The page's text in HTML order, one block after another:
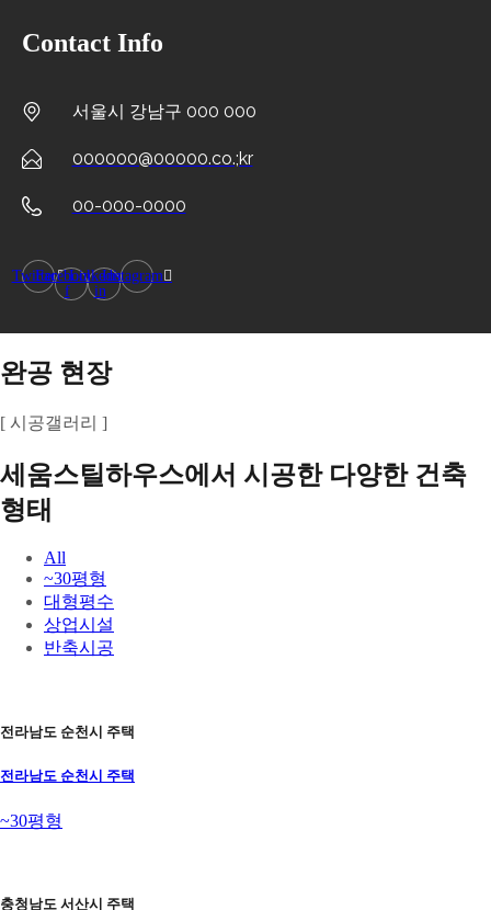
Contact Info
서울시 강남구 000 000
000000@00000.co.;kr
00-000-0000
TwitterFacebook-
f
Linkedin-
in
Instagram
완공 현장
[ 시공갤러리 ]
세움스틸하우스에서 시공한 다양한 건축
형태
All
~30평형
대형평수
상업시설
반축시공
전라남도 순천시 주택
전라남도 순천시 주택
~30평형
충청남도 서산시 주택